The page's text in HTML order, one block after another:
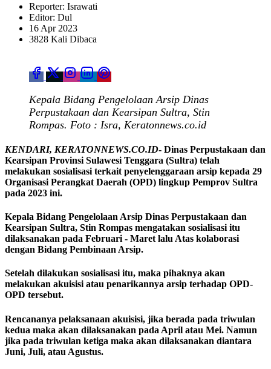
Reporter: Israwati
Editor: Dul
16 Apr 2023
3828 Kali Dibaca
Kepala Bidang Pengelolaan Arsip Dinas
Perpustakaan dan Kearsipan Sultra, Stin
Rompas. Foto : Isra, Keratonnews.co.id
KENDARI, KERATONNEWS.CO.ID- Dinas Perpustakaan dan
Kearsipan Provinsi Sulawesi Tenggara (Sultra) telah
melakukan sosialisasi terkait penyelenggaraan arsip kepada 29
Organisasi Perangkat Daerah (OPD) lingkup Pemprov Sultra
pada 2023 ini.
Kepala Bidang Pengelolaan Arsip Dinas Perpustakaan dan
Kearsipan Sultra, Stin Rompas mengatakan sosialisasi itu
dilaksanakan pada Februari - Maret lalu Atas kolaborasi
dengan Bidang Pembinaan Arsip.
Setelah dilakukan sosialisasi itu, maka pihaknya akan
melakukan akuisisi atau penarikannya arsip terhadap OPD-
OPD tersebut.
Rencananya pelaksanaan akuisisi, jika berada pada triwulan
kedua maka akan dilaksanakan pada April atau Mei. Namun
jika pada triwulan ketiga maka akan dilaksanakan diantara
Juni, Juli, atau Agustus.